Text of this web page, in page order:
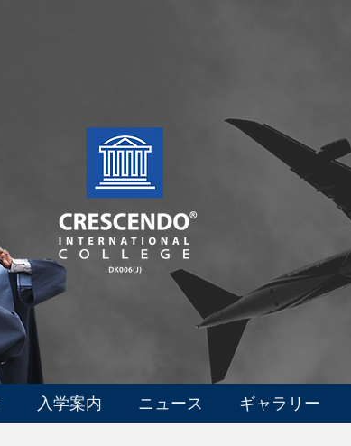
入学案内 ニュース ギャラリー